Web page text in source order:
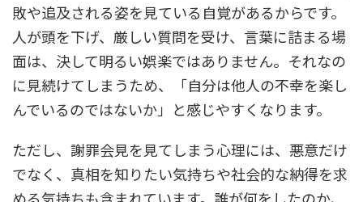
敗や追及される姿を見ている自覚があるからです。
人が頭を下げ、厳しい質問を受け、言葉に詰まる場
面は、決して明るい娯楽ではありません。それなの
に見続けてしまうため、「自分は他人の不幸を楽し
んでいるのではないか」と感じやすくなります。
ただし、謝罪会見を見てしまう心理には、悪意だけ
でなく、真相を知りたい気持ちや社会的な納得を求